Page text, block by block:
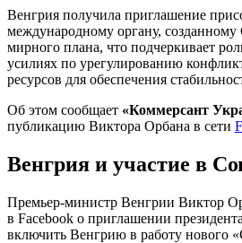
Венгрия получила приглашение
международному органу,
мирного плана, что подчеркивает
усилиях по урегулированию
ресурсов для обеспечения
Об этом сообщает «Коммерсант
публикацию Виктора Орбана в сети
Венгрия и участие в
Премьер-министр Венгрии Виктор
в Facebook о приглашении
включить Венгрию в работу нового